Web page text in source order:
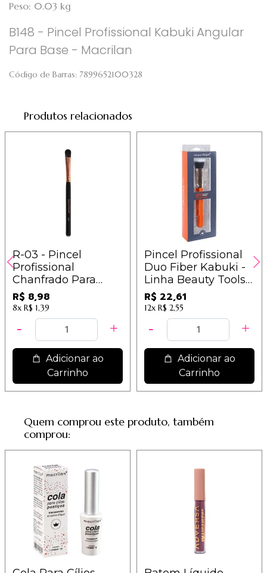
Peso: 0.03 kg
B148 - Pincel Profissional Kabuki Angular
Para Base - Macrilan
Código de Barras: 7899652100328
Produtos relacionados
R-03 - Pincel
Profissional
Chanfrado Para
Sombra - Macrilan -
Linha Rosé
R$ 8,98
8x R$ 1,39
Adicionar ao
Carrinho
Pincel Profissional
Duo Fiber Kabuki -
Linha Beauty Tools
Macrilan - BT04
R$ 22,61
12x R$ 2,55
Adicionar ao
Carrinho
Quem comprou este produto, também
comprou: